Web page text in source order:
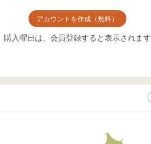
アカウントを作成（無料）
購入曜日は、会員登録すると表示されます